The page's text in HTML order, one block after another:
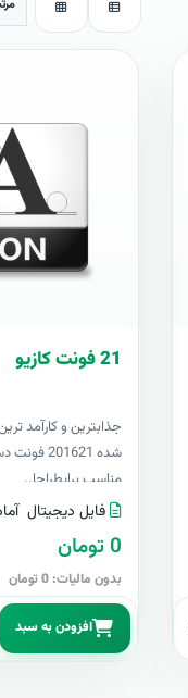
21 فونت کازيو
جذابترين و کارآمد
مناسب برايطراحا..
فایل دیجیتال
0 تومان
بدون مالیات: 0 تومان
افزودن به سبد